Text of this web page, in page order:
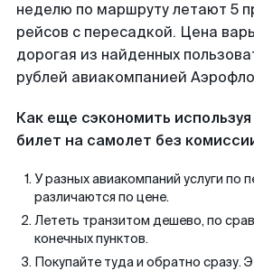
неделю по маршруту летают 5
рейсов с пересадкой. Цена
дорогая из найденных
рублей авиакомпанией
Как еще сэкономить
билет на самолет без
У разных авиакомпаний услуги по
различаются по цене.
Лететь транзитом дешево, по
конечных пунктов.
Покупайте туда и обратно сразу.